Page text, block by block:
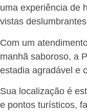
uma experiência de
vistas
Com um
manhã saboroso, a
estadia agradável e
Sua localização é
e pontos turísticos,